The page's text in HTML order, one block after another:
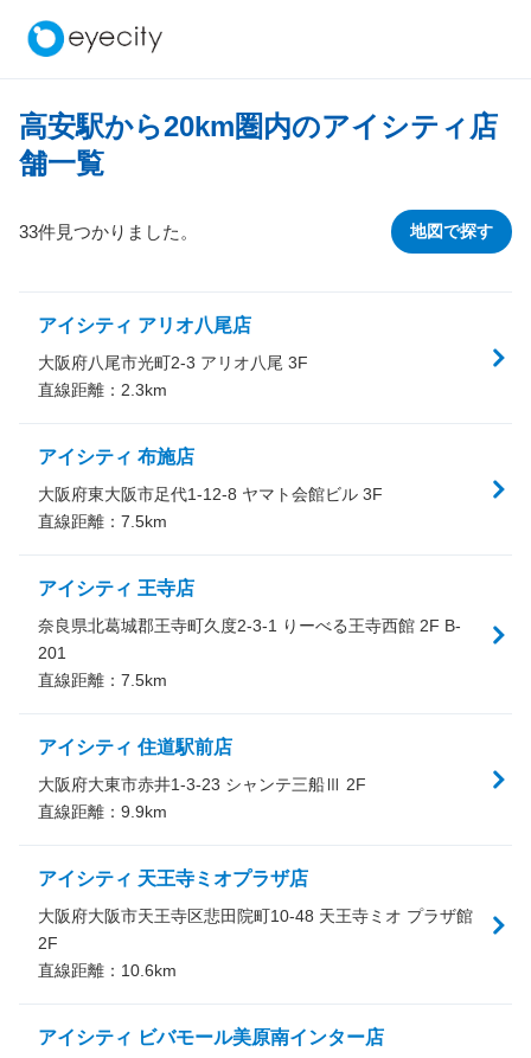
高安駅から20km圏内のアイシティ店
舗一覧
地図で探す
33件見つかりました。
アイシティ アリオ八尾店
大阪府八尾市光町2-3 アリオ八尾 3F
直線距離： 2.3km
アイシティ 布施店
大阪府東大阪市足代1-12-8 ヤマト会館ビル 3F
直線距離： 7.5km
アイシティ 王寺店
奈良県北葛城郡王寺町久度2-3-1 りーべる王寺西館 2F B-
201
直線距離： 7.5km
アイシティ 住道駅前店
大阪府大東市赤井1-3-23 シャンテ三船Ⅲ 2F
直線距離： 9.9km
アイシティ 天王寺ミオプラザ店
大阪府大阪市天王寺区悲田院町10-48 天王寺ミオ プラザ館
2F
直線距離： 10.6km
アイシティ ビバモール美原南インター店